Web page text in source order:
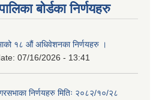
बोर्डका निर्णयहरु
१८ औं अधिवेशनका निर्णयहरु ।
07/16/2026 - 13:41
निर्णयहरु मितिः २०८२/१०/२८